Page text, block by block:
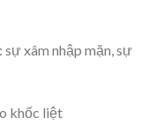
sự xâm nhập mặn, sự
khốc liệt